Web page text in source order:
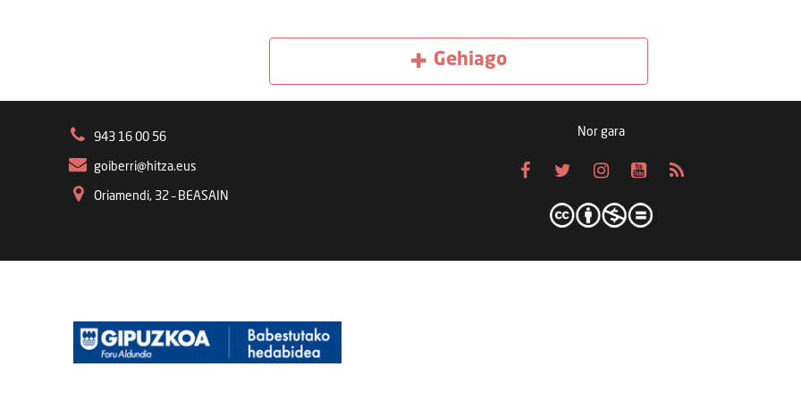
Gehiago
943 16 00 56
goiberri@hitza.eus
Oriamendi, 32 – BEASAIN
Nor gara